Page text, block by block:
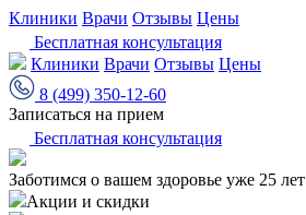
Клиники Врачи Отзывы Цены
Бесплатная консультация
Клиники Врачи Отзывы Цены
8 (499) 350-12-60
Записаться на прием
Бесплатная консультация
Заботимся о вашем здоровье уже 25 лет
Акции и скидки